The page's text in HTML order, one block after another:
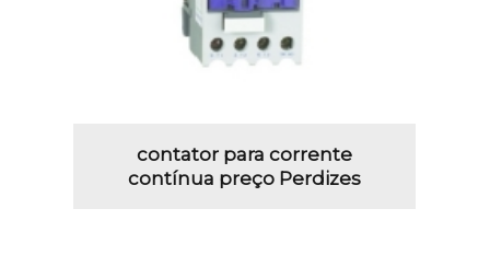
contator para corrente
contínua preço Perdizes